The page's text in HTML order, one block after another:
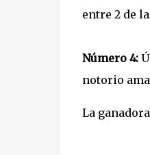
entre 2 de
Número 4:
notorio
La